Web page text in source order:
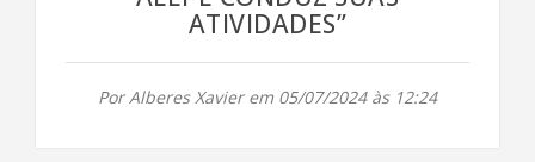
ATIVIDADES”
Por Alberes Xavier em 05/07/2024 às 12:24